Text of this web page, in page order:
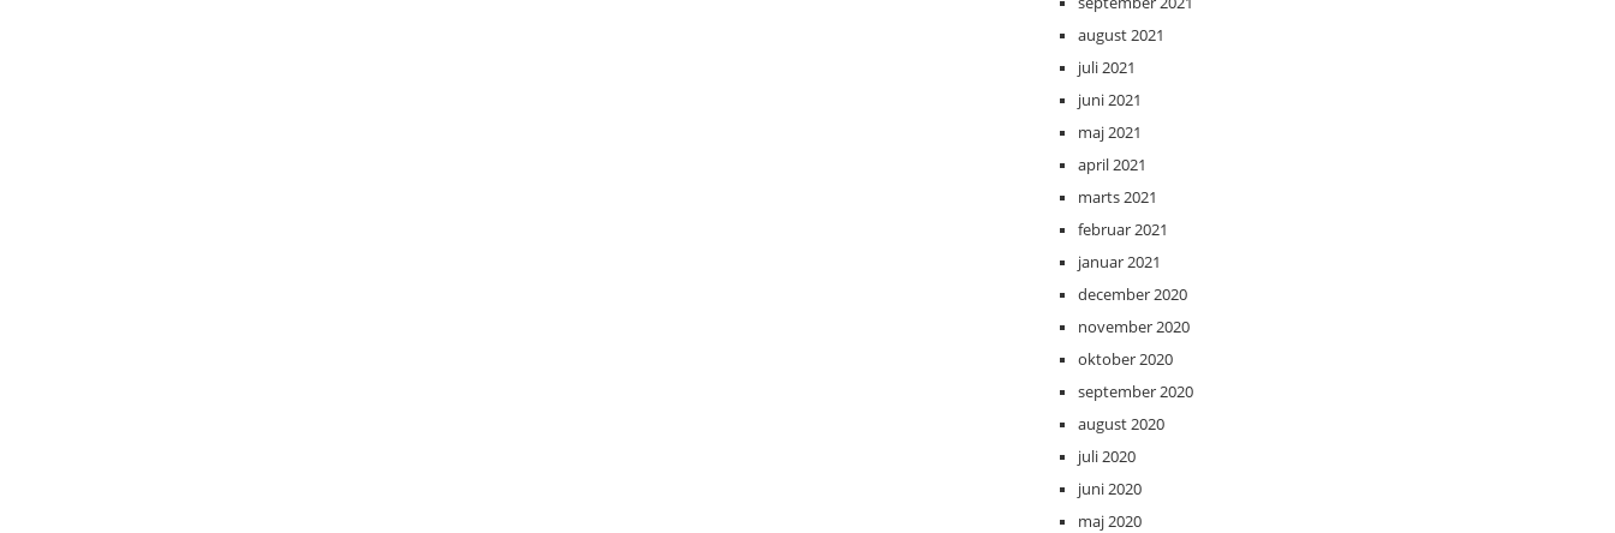
august 2021
juli 2021
juni 2021
maj 2021
april 2021
marts 2021
februar 2021
januar 2021
december 2020
november 2020
oktober 2020
september 2020
august 2020
juli 2020
juni 2020
maj 2020